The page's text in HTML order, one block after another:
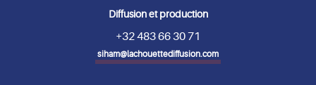
Diffusion et production
+32 483 66 30 71
siham@lachouettediffusion.com